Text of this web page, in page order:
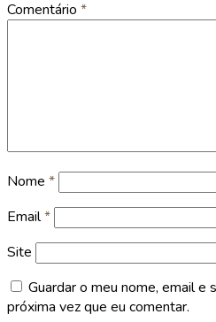
Comentário *
Nome *
Email*
Site
Guardar o meu nome, email e
próxima vez que eu comentar.